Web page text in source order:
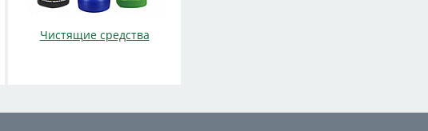
Чистящие средства